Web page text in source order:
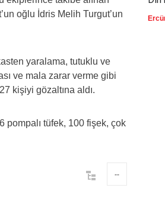
oğlu İdris Melih Turgut’un
yaralama, tutuklu ve
ve mala zarar verme gibi
kişiyi gözaltına aldı.
pompalı tüfek, 100 fişek, çok
--